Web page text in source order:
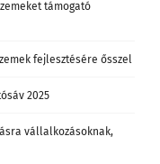
támogató
fejlesztésére ősszel
2025
vállalkozásoknak,